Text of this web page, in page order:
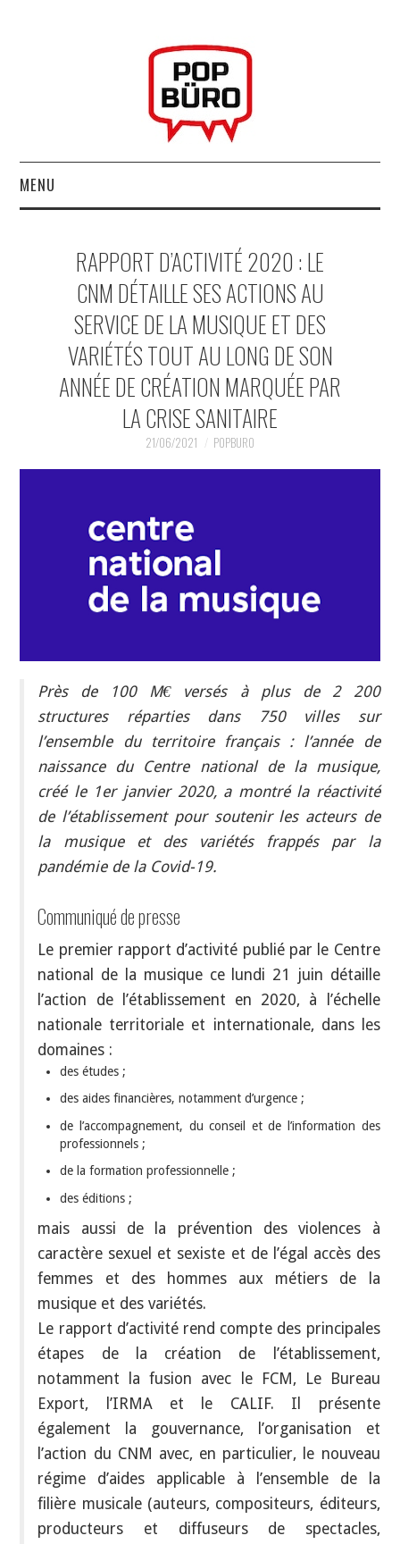
MENU
MUSIQUESACTUELLES.NET
GABBA GABBA HEY !
LES LABELS
INDÉPENDANTS
RAPPORT D’ACTIVITÉ 2020 : LE
CNM DÉTAILLE SES ACTIONS AU
SERVICE DE LA MUSIQUE ET DES
VARIÉTÉS TOUT AU LONG DE SON
ANNÉE DE CRÉATION MARQUÉE PAR
LA CRISE SANITAIRE
21/06/2021 POPBURO
Près de 100 M€ versés à plus de 2 200
structures réparties dans 750 villes sur
l’ensemble du territoire français : l’année de
naissance du Centre national de la musique,
créé le 1er janvier 2020, a montré la réactivité
de l’établissement pour soutenir les acteurs de
la musique et des variétés frappés par la
pandémie de la Covid-19.
Communiqué de presse
Le premier rapport d’activité publié par le Centre
national de la musique ce lundi 21 juin détaille
l’action de l’établissement en 2020, à l’échelle
nationale territoriale et internationale, dans les
domaines :
des études ;
des aides financières, notamment d’urgence ;
de l’accompagnement, du conseil et de l’information des
professionnels ;
de la formation professionnelle ;
des éditions ;
mais aussi de la prévention des violences à
caractère sexuel et sexiste et de l’égal accès des
femmes et des hommes aux métiers de la
musique et des variétés.
Le rapport d’activité rend compte des principales
étapes de la création de l’établissement,
notamment la fusion avec le FCM, Le Bureau
Export, l’IRMA et le CALIF. Il présente
également la gouvernance, l’organisation et
l’action du CNM avec, en particulier, le nouveau
régime d’aides applicable à l’ensemble de la
filière musicale (auteurs, compositeurs, éditeurs,
producteurs et diffuseurs de spectacles,